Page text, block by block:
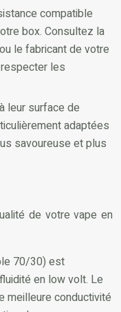
compatible
box. Consultez la
le fabricant de votre
les
leur surface de
adaptées
savoureuse et plus
de votre vape en
70/30) est
en low volt. Le
meilleure conductivité